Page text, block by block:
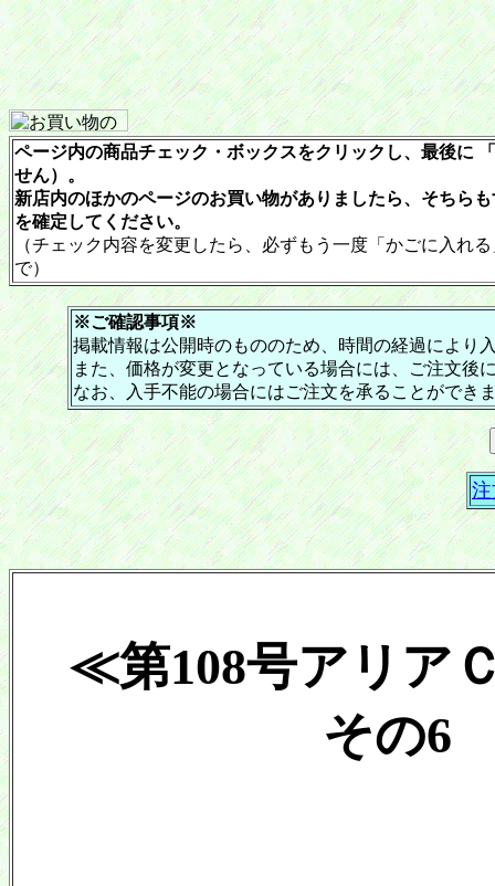
ページ内の商品チェック・ボックスをクリックし、最後に
せん）。
新店内のほかのページのお買い物がありましたら、そちら
を確定してください。
（チェック内容を変更したら、必ずもう一度「かごに入れ
で）
※ご確認事項※
掲載情報は公開時のもののため、時間の経過により
また、価格が変更となっている場合には、ご注文後
なお、入手不能の場合にはご注文を承ることができ
≪第108号アリア
その6